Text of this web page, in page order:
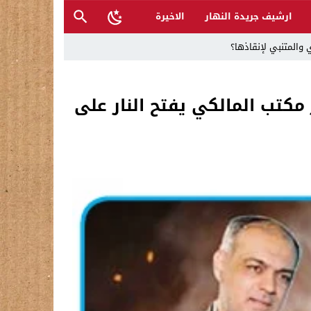
ارشيف جريدة النهار
الاخيرة
لإنقاذها؟
المالكي يفتح النار على